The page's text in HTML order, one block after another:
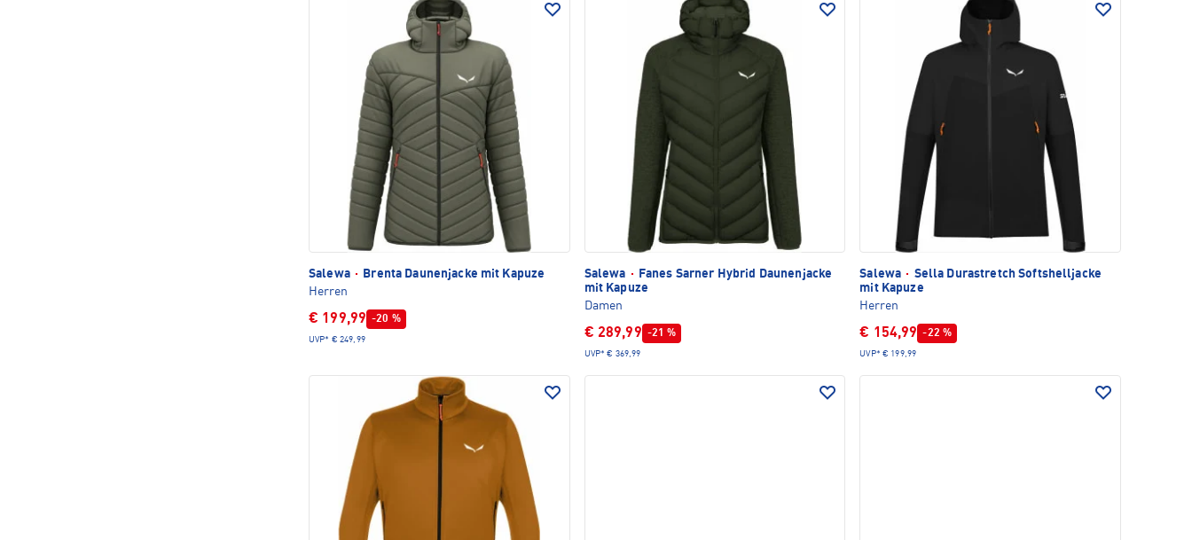
Salewa ·
Brenta Daunenjacke mit Kapuze
Herren
€ 199,99 -20 %
UVP* € 249,99
Salewa ·
Fanes Sarner Hybrid Daunenjacke
mit Kapuze
Damen
€ 289,99 -21 %
UVP* € 369,99
Salewa · Sella Durastretch Softshelljacke
mit Kapuze
Herren
€ 154,99 -22 %
UVP* € 199,99